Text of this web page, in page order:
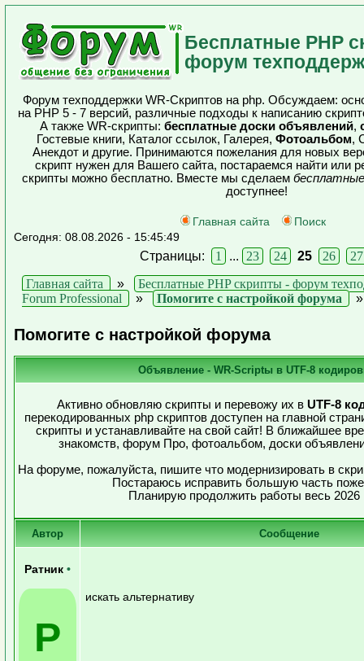
Бесплатные PHP
форум
Форум техподдержки WR-Скриптов на php. Обсуждаем:
на PHP 5 - 7 версий, различные подходы к написанию
А также WR-скрипты: бесплатные доски объявлений,
Гостевые книги, Каталог ссылок, Галерея, Фотоальбом,
Анекдот и другие. Принимаются пожелания для новых
скрипт нужен для Вашего сайта, постараемся найти или
скрипты можно бесплатно. Вместе мы сделаем
доступнее!
Главная сайта
Поиск
Сегодня: 08.08.2026 - 15:45:49
Страницы: 1 ... 23 24 25 26
27
Главная сайта
»
Бесплатные PHP скрипты - форум
Forum Professional
» Помогите с настройкой форума
Помогите с настройкой форума
Объявление - WR-Scriptы в UTF-8
Активно обновляю скрипты и перевожу их в UTF-8
перекодированных php скриптов доступен на главной
скрипты и устанавливайте на свой сайт! В ближайшее
знакомств, форум Про, фотоальбом, доски
На форуме, пожалуйста, пишите что модернизировать в
Постараюсь исправить большую часть
Планирую продолжить работы весь 2026
Автор Сообщение
Ратник •
Р
искать альтернативу